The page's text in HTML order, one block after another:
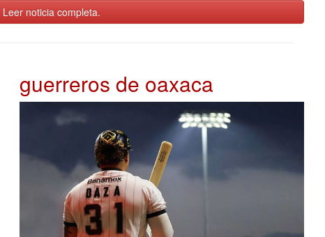
Leer noticia completa.
guerreros de oaxaca